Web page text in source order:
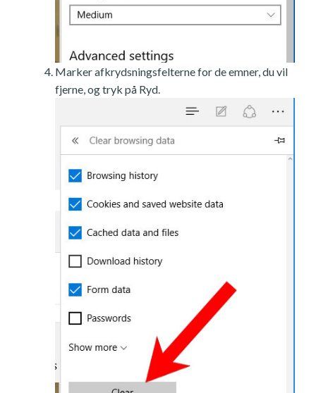
Marker afkrydsningsfelterne for de emner, du vil
fjerne, og tryk på Ryd.